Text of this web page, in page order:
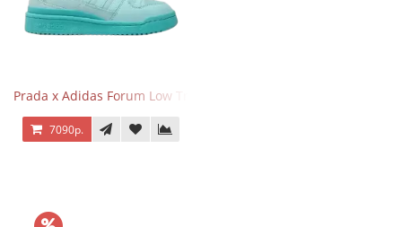
Prada x Adidas Forum Low Triple Mint
7090р.